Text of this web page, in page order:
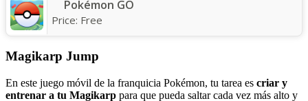
Pokémon GO
Price: Free
Magikarp Jump
En este juego móvil de la franquicia Pokémon, tu tarea es criar y
entrenar a tu Magikarp para que pueda saltar cada vez más alto y